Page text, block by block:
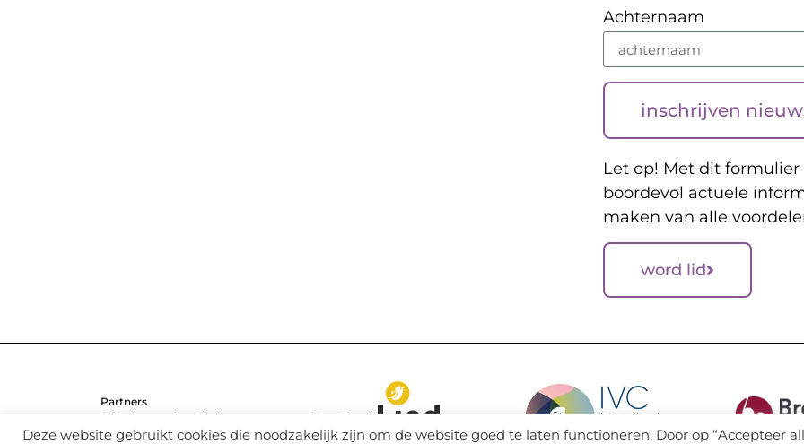
Achternaam
inschrijven
Let op! Met dit
boordevol actuele
maken van alle
word lid
Partners
Vrienden van het Lied
Deze website gebruikt cookies die noodzakelijk zijn om de website goed te laten functioneren. Door op “Accepteer